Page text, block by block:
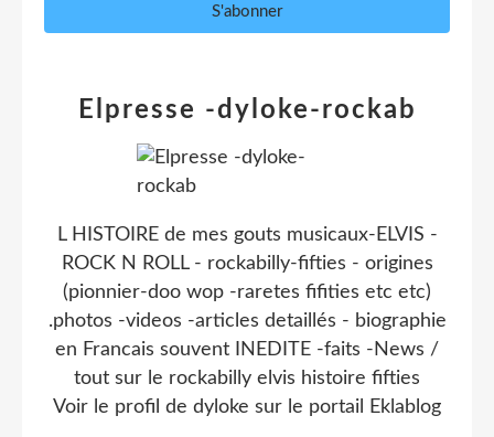
Elpresse -dyloke-rockab
L HISTOIRE de mes gouts musicaux-ELVIS -
ROCK N ROLL - rockabilly-fifties - origines
(pionnier-doo wop -raretes fifities etc etc)
.photos -videos -articles detaillés - biographie
en Francais souvent INEDITE -faits -News /
tout sur le rockabilly elvis histoire fifties
Voir le profil de dyloke sur le portail Eklablog